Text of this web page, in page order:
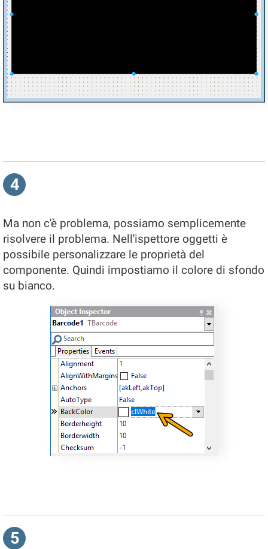
4
Ma non c'è problema, possiamo semplicemente
risolvere il problema. Nell'ispettore oggetti è
possibile personalizzare le proprietà del
componente. Quindi impostiamo il colore di sfondo
su bianco.
5